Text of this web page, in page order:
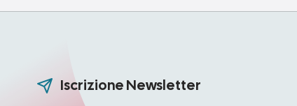
Iscrizione Newsletter